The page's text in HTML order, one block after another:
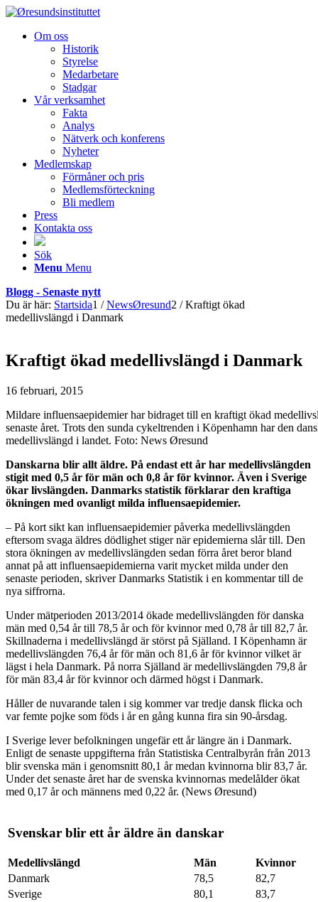
Om oss
Historik
Styrelse
Medarbetare
Stadgar
Vår verksamhet
Fakta
Analys
Nätverk och konferens
Nyheter
Medlemskap
Förmåner och pris
Medlemsförteckning
Bli medlem
Press
Kontakta oss
Sök
Menu Menu
Blogg - Senaste nytt
Du är här: Startsida1 / NewsØresund2 / Kraftigt ökad
medellivslängd i Danmark
Kraftigt ökad medellivslängd i Danmark
16 februari, 2015
Mildare influensaepidemier har bidraget till en kraftigt ökad
senaste året. Trots den sunda cykeltrenden i Köpenhamn har den
medellivslängd i landet. Foto: News Øresund
Danskarna blir allt äldre. På endast ett år har medellivslängden
stigit med 0,5 år för män och 0,8 år för kvinnor. Även i Sverige
ökar livslängden. Danmarks statistik förklarar den kraftiga
ökningen med ovanligt milda influensaepidemier.
– På kort sikt kan influensaepidemier påverka medellivslängden
eftersom svaga äldres dödlighet stiger när epidemierna slår till. Den
stora ökningen av medellivslängden sedan förra året beror bland
annat på att influensaepidemierna varit mycket milda under den
senaste perioden, skriver Danmarks Statistik i en kommentar till de
nya siffrorna.
Under mätperioden 2013/2014 ökade medellivslängden för danska
män med 0,54 år till 78,5 år och för kvinnor med 0,78 år till 82,7 år.
Skillnaderna i medellivslängd är störst på Själland. I Köpenhamn är
medellivslängden 76,4 år för män och 81,6 år för kvinnor vilket är
lägst i hela Danmark. På norra Själland är medellivslängden 79,8 år
för män 83,4 år för kvinnor och därmed högst i Danmark.
Håller de nuvarande talen i sig kommer var tredje dansk flicka och
var femte pojke som föds i år en gång kunna fira sin 90-årsdag.
I Sverige lever befolkningen ungefär ett år längre än i Danmark.
Enligt de senaste uppgifterna från Statistiska Centralbyrån från 2013
blir svenska män i genomsnitt 80,1 år medan kvinnorna blir 83,7 år.
Under det senaste året har de svenska kvinnornas medelålder ökat
med 0,17 år och männens med 0,22 år. (News Øresund)
Svenskar blir ett år äldre än danskar
Medellivslängd Män
Kvinnor
Danmark
78,5
82,7
Sverige
80,1
83,7